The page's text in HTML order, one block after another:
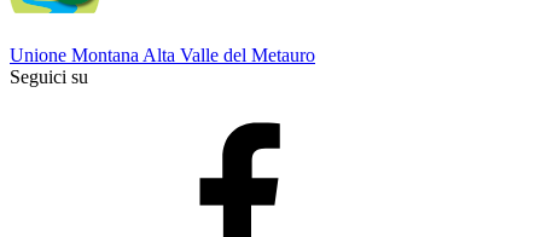
Unione Montana Alta Valle del Metauro
Seguici su